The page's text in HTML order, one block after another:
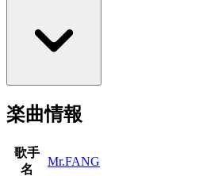
楽曲情報
歌手
名
Mr.FANG